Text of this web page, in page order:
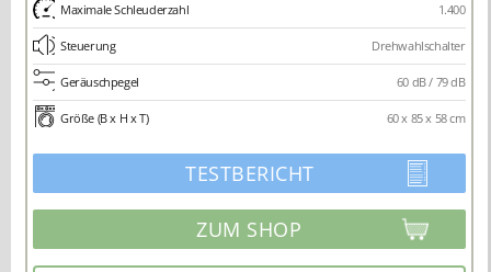
Maximale Schleuderzahl 1.400
Steuerung Drehwahlschalter
Geräuschpegel 60 dB / 79 dB
Größe (B x H x T) 60 x 85 x 58 cm
TESTBERICHT